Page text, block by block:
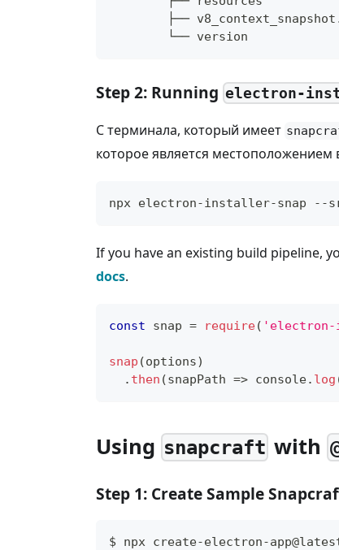
├──
        └── version
Step 2: Running electron-
С терминала, который имеет
которое является
npx electron-installer-snap --
If you have an existing build pipeline,
docs.
const snap = require(
snap (options)
. then (snapPath => console. log
Using snapcraft with
Step 1: Create Sample
$ npx create-electron-